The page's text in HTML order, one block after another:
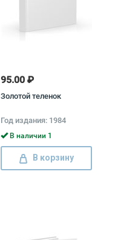
95.00 ₽
Золотой теленок
Год издания: 1984
В наличии 1
В корзину